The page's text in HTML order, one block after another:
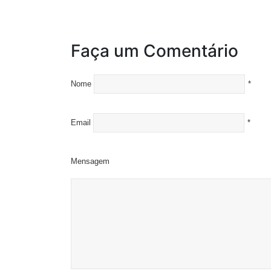
Faça um Comentário
Nome *
Email *
Mensagem